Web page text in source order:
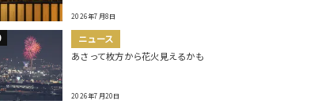
2026年7月8日
ニュース
あさって枚方から花火見えるかも
2026年7月20日